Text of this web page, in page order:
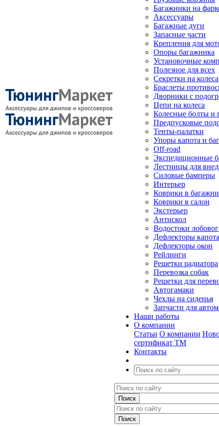
Багажники на
Аксессуары
Багажные дуги
Запасные части
Крепления для
Опоры багажника
Установочные
Полезное для всех
Секретки на колеса
Браслеты
Дворники с
Цепи на колеса
Колесные болты и
Предпусковые
Тенты-палатки
Упоры капота и
Off-road
Экспедиционные
Лестницы для
Силовые бамперы
Интерьер
Коврики в
Коврики в салон
Экстерьер
Антискол
Водостоки
Дефлекторы капота
Дефлекторы окон
Рейлинги
Решетки радиатора
Перевозка собак
Решетки для
Автогамаки
Чехлы на сиденья
Запчасти для
Наши работы
О компании
Статьи О компании
сертификат ТМ
Контакты